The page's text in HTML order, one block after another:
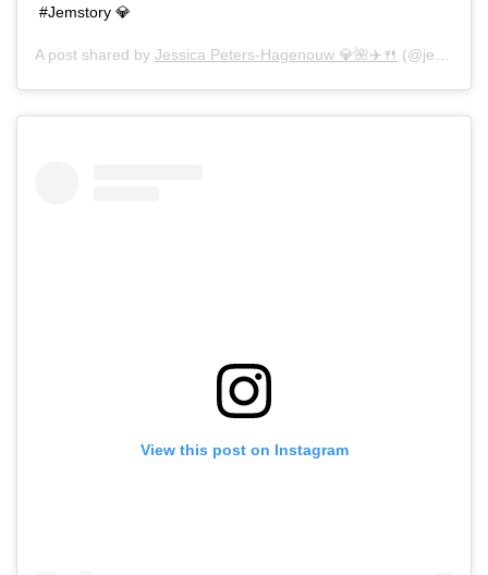
#Jemstory 💎
A post shared by Jessica Peters-Hagenouw 💎🌺✈️🍴 (@jemstory) on
View this post on Instagram